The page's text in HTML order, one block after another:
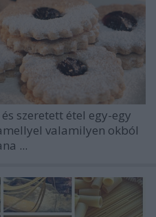
szeretett étel egy-egy
valamilyen okból
...